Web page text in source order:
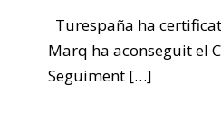
Turespaña ha
Marq ha aconseguit el
Seguiment […]